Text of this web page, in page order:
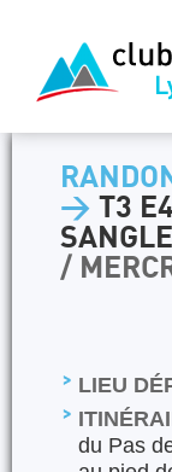
> T3
/
LIEU
du Pas